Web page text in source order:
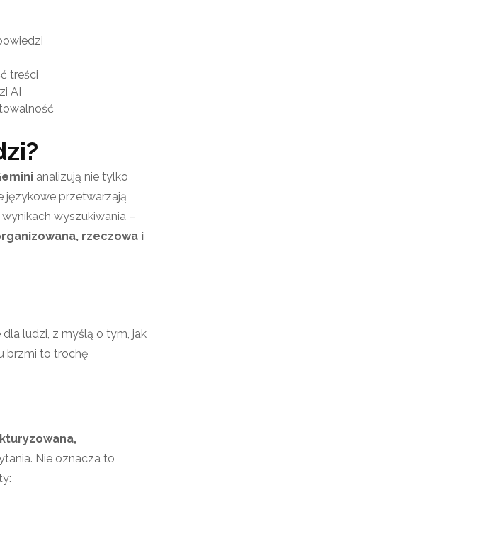
treści
AI
analizują nie tylko
językowe przetwarzają
wyszukiwania –
rzeczowa i
ludzi, z myślą o tym, jak
brzmi to trochę
Nie oznacza to